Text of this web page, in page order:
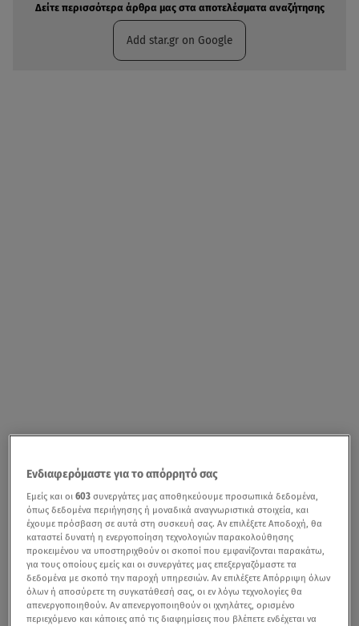
Δείτε περισσότερα άρθρα μας στα αποτελέσματα αναζήτησης
Add star.gr on Google
Ενδιαφερόμαστε για το απόρρητό σας
Εμείς και οι603 συνεργάτες μας αποθηκεύουμε προσωπικά δεδομένα,
όπως δεδομένα περιήγησης ή μοναδικά αναγνωριστικά στοιχεία, και
έχουμε πρόσβαση σε αυτά στη συσκευή σας. Αν επιλέξετε Αποδοχή, θα
καταστεί δυνατή η ενεργοποίηση τεχνολογιών παρακολούθησης
προκειμένου να υποστηριχθούν οι σκοποί που εμφανίζονται παρακάτω,
για τους οποίους εμείς και οι συνεργάτες μας επεξεργαζόμαστε τα
δεδομένα με σκοπό την παροχή υπηρεσιών. Αν επιλέξετε Απόρριψη όλων
όλων ή αποσύρετε τη συγκατάθεσή σας, οι εν λόγω τεχνολογίες θα
απενεργοποιηθούν. Αν απενεργοποιηθούν οι ιχνηλάτες, ορισμένο
περιεχόμενο και κάποιες από τις διαφημίσεις που βλέπετε ενδέχεται να